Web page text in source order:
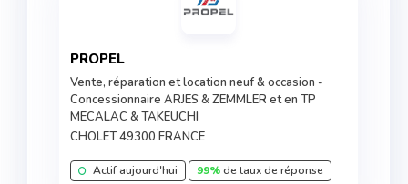
PROPEL
Vente, réparation et location neuf & occasion -
Concessionnaire ARJES & ZEMMLER et en TP
MECALAC & TAKEUCHI
CHOLET 49300 FRANCE
Actif aujourd'hui 99%de taux de réponse